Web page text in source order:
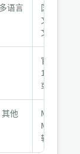
语言
国内客户
文；海外
文或多语
官网和移
1080p；
或4K屏幕
他
MP4通用
MOV适合
辑